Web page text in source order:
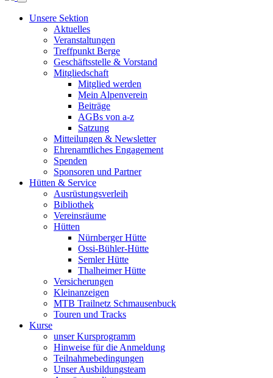
Unsere Sektion
Aktuelles
Veranstaltungen
Treffpunkt Berge
Geschäftsstelle & Vorstand
Mitgliedschaft
Mitglied werden
Mein Alpenverein
Beiträge
AGBs von a-z
Satzung
Mitteilungen & Newsletter
Ehrenamtliches Engagement
Spenden
Sponsoren und Partner
Hütten & Service
Ausrüstungsverleih
Bibliothek
Vereinsräume
Hütten
Nürnberger Hütte
Ossi-Bühler-Hütte
Semler Hütte
Thalheimer Hütte
Versicherungen
Kleinanzeigen
MTB Trailnetz Schmausenbuck
Touren und Tracks
Kurse
unser Kursprogramm
Hinweise für die Anmeldung
Teilnahmebedingungen
Unser Ausbildungsteam